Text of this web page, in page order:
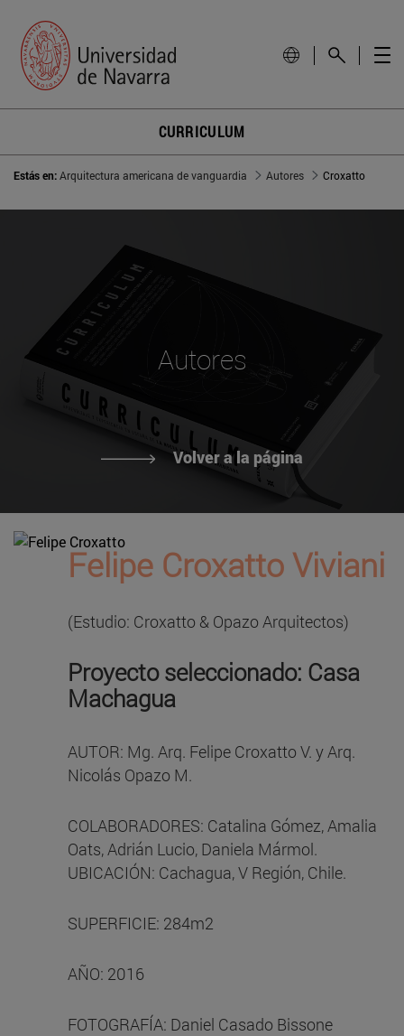
CURRICULUM
Estás en:Arquitectura americana de vanguardia Autores Croxatto
Autores
Volver a la página
Felipe Croxatto Viviani
(Estudio: Croxatto & Opazo Arquitectos)
Proyecto seleccionado: Casa
Machagua
AUTOR: Mg. Arq. Felipe Croxatto V. y Arq.
Nicolás Opazo M.
COLABORADORES: Catalina Gómez, Amalia
Oats, Adrián Lucio, Daniela Mármol.
UBICACIÓN: Cachagua, V Región, Chile.
SUPERFICIE: 284m2
AÑO: 2016
FOTOGRAFÍA: Daniel Casado Bissone